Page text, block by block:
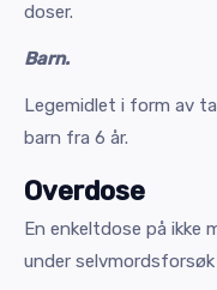
doser.
Barn.
Legemidlet i form av
barn fra 6 år.
Overdose
En enkeltdose på ikke
under